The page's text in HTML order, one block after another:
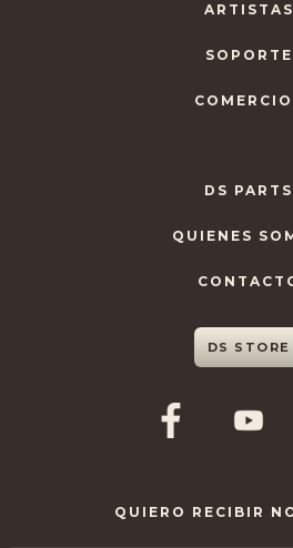
ARTISTAS
SOPORTE
DS PARTS
QUIENES
DS STORE
QUIERO RECIBIR